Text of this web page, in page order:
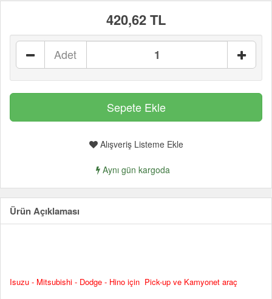
420,62 TL
Adet
Alışveriş Listeme Ekle
Aynı gün kargoda
Ürün Açıklaması
Isuzu - Mitsubishi - Dodge - Hino için Pick-up ve Kamyonet araç